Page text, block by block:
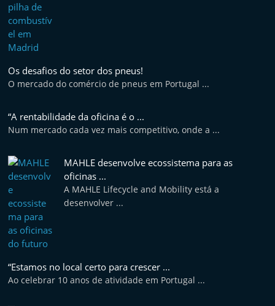
k
t
A
t
o
m
l
e
Os desafios do setor dos pneus!
O mercado do comércio de pneus em Portugal ...
“A rentabilidade da oficina é o ...
Num mercado cada vez mais competitivo, onde a ...
MAHLE desenvolve ecossistema para as
oficinas ...
A MAHLE Lifecycle and Mobility está a
desenvolver ...
“Estamos no local certo para crescer ...
Ao celebrar 10 anos de atividade em Portugal ...